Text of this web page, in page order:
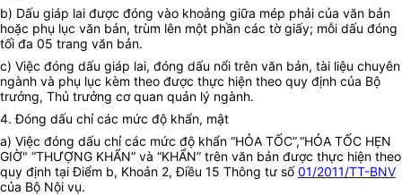
b) Dấu giáp lai được đóng vào khoảng giữa mép phải của văn bản
hoặc phụ lục văn bản, trùm lên một phần các tờ giấy; mỗi dấu đóng
tối đa 05 trang văn bản.
c) Việc đóng dấu giáp lai, đóng dấu nổi trên văn bản, tài liệu chuyên
ngành và phụ lục kèm theo được thực hiện theo quy định của Bộ
trưởng, Thủ trưởng cơ quan quản lý ngành.
4. Đóng dấu chỉ các mức độ khẩn, mật
a) Việc đóng dấu chỉ các mức độ khẩn “HỎA TỐC”,“HỎA TỐC HẸN
GIỜ" “THƯỢNG KHẨN” và “KHẨN” trên văn bản được thực hiện theo
quy định tại Điểm b, Khoản 2, Điều 15 Thông tư số01/2011/TT-BNV
của Bộ Nội vụ.